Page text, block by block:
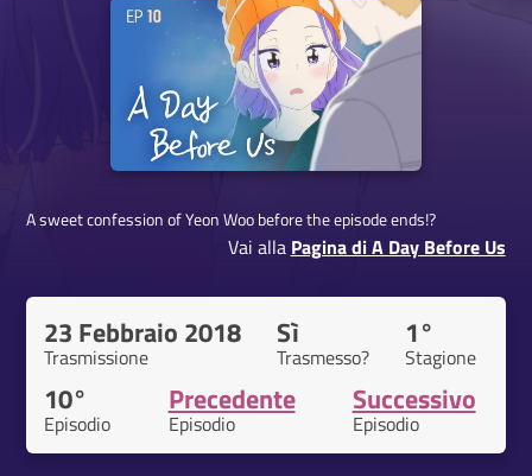
A sweet confession of Yeon Woo before the episode ends!?
Vai alla Pagina di A Day Before Us
23 Febbraio 2018
Trasmissione
Sì
Trasmesso?
1°
Stagione
10°
Episodio
Precedente
Episodio
Successivo
Episodio